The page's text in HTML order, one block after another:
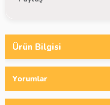
Ürün Bilgisi
Yorumlar